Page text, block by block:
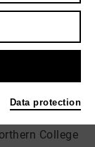
ist in Südafrika
College
Data protection